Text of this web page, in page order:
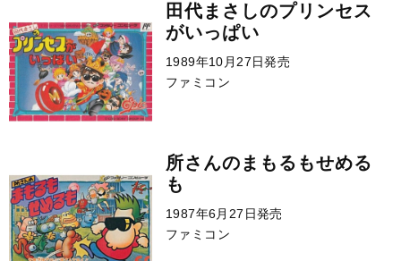
田代まさしのプリンセス
がいっぱい
1989年10月27日発売
ファミコン
所さんのまもるもせめる
も
1987年6月27日発売
ファミコン